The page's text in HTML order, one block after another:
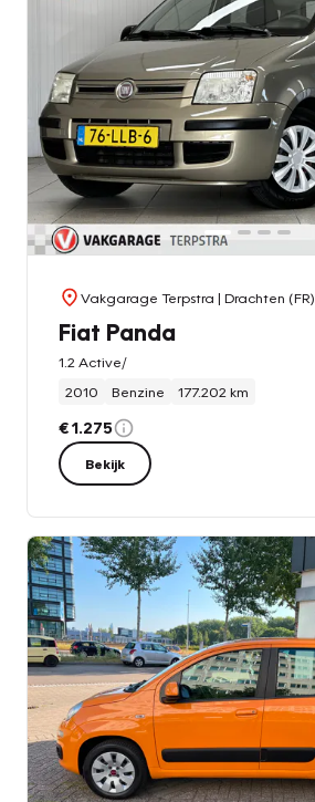
Vakgarage Terpstra | Drachten (FR)
Fiat Panda
1.2 Active/
2010
Benzine 177.202 km
€ 1.275
Bekijk